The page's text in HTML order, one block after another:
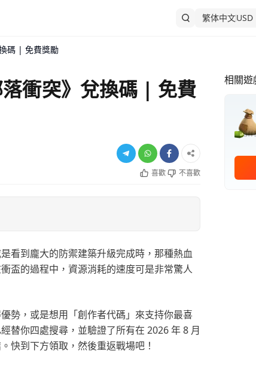
繁体中文USD
碼 | 免費獎勵
衝突》兌換碼 | 免費
喜歡
不喜歡
看到龐大的防禦建築升級完成時，那種熱血
盃的過程中，資源消耗的速度可是非常驚人
勢，或是想用「創作者代碼」來支持你最喜
替你四處搜尋，並驗證了所有在 2026 年 8 月
快到下方領取，然後重返戰場吧！
相關遊